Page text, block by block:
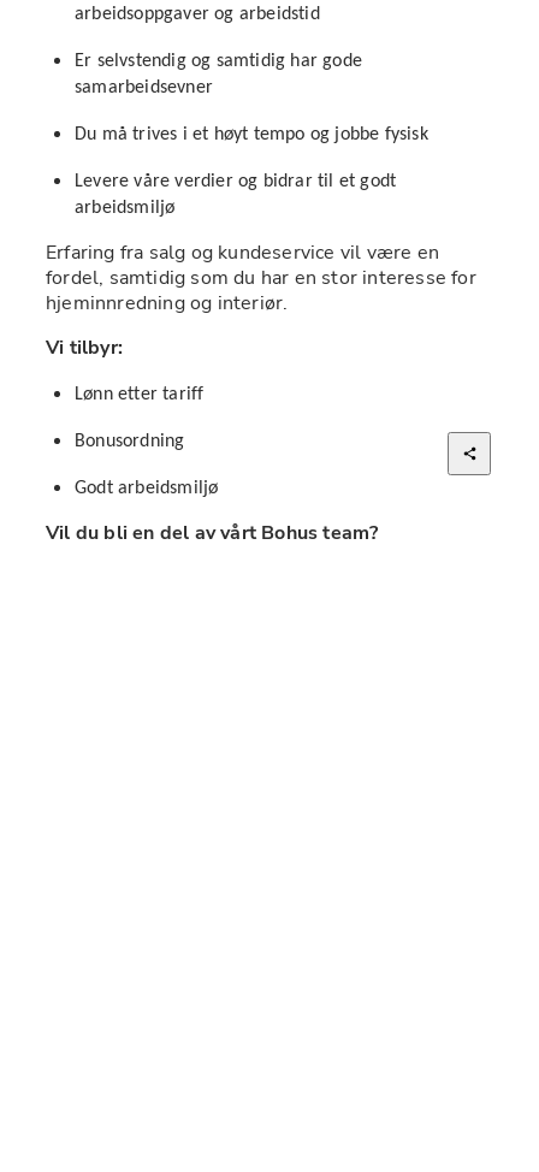
arbeidsoppgaver og arbeidstid
Er selvstendig og samtidig har gode
samarbeidsevner
Du må trives i et høyt tempo og jobbe fysisk
Levere våre verdier og bidrar til et godt
arbeidsmiljø
Erfaring fra salg og kundeservice vil være en
fordel, samtidig som du har en stor interesse for
hjeminnredning og interiør.
Vi tilbyr:
Lønn etter tariff
Bonusordning
Godt arbeidsmiljø
Vil du bli en del av vårt Bohus team?